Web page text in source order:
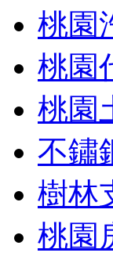
桃園
桃園
桃園
不鏽
樹林
桃園